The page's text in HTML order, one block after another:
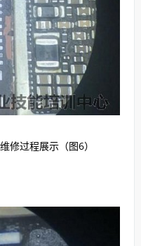
修过程展示（图6）